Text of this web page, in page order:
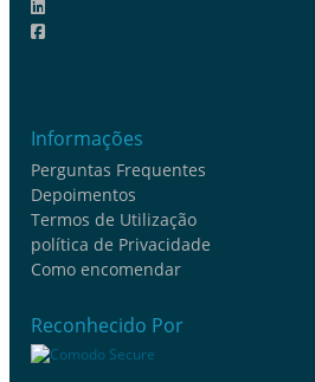
Informações
Perguntas Frequentes
Depoimentos
Termos de Utilização
política de Privacidade
Como encomendar
Reconhecido Por